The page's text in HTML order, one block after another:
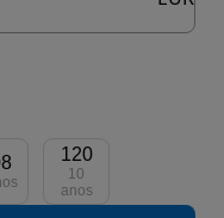
120
10
anos